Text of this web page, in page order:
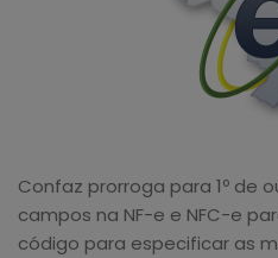
Confaz prorroga para 1º de
campos na NF-e e NFC-e
código para especificar as